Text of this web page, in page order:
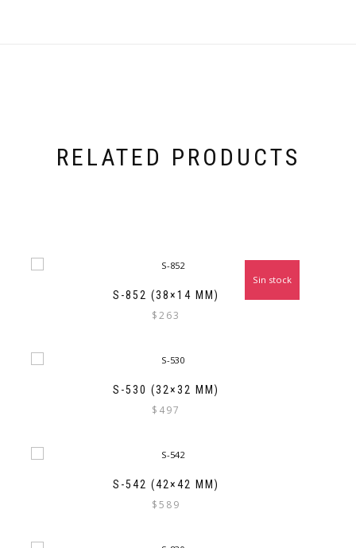
RELATED PRODUCTS
S-852 (38×14 MM)
$263
Sin stock
S-530 (32×32 MM)
$ 497
S-542 (42×42 MM)
$589